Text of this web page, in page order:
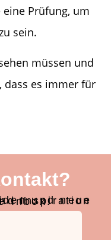
Prüfung, um
sein.
müssen und
dass es immer für
direkt in deine Inbox.